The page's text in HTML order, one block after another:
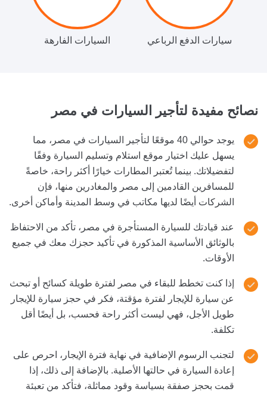
سيارات الدفع الرباعي السيارات الفارهة
نصائح مفيدة لتأجير السيارات في مصر
يوجد حوالي 40 موقعًا لتأجير السيارات في مصر، مما
يسهل عليك اختيار موقع استلام وتسليم السيارة وفقًا
لتفضيلاتك. بينما تُعتبر المطارات خيارًا أكثر راحة، خاصةً
للمسافرين القادمين إلى مصر والمغادرين منها، فإن
الشركات أيضًا لديها مكاتب في وسط المدينة وأماكن أخرى.
عند قيادتك للسيارة المستأجرة في مصر، تأكد من الاحتفاظ
بالوثائق الأساسية المذكورة في تأكيد حجزك معك في جميع
الأوقات.
إذا كنت تخطط للبقاء في مصر لفترة طويلة كسائح أو تبحث
عن سيارة للإيجار لفترة مؤقتة، فكر في حجز سيارة للإيجار
طويل الأجل، فهي ليست أكثر راحة فحسب، بل أيضًا أقل
تكلفة.
لتجنب الرسوم الإضافية في نهاية فترة الإيجار، احرص على
إعادة السيارة في حالتها الأصلية. بالإضافة إلى ذلك، إذا
قمت بحجز صفقة بسياسة وقود مماثلة، فتأكد من تعبئة